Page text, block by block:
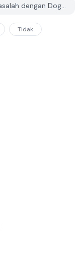
Bagaimana saya boleh melaporkan masalah dengan Dogs in Love di PGYER APK HUB?
Tidak